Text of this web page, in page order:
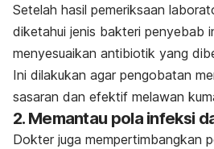
Setelah hasil pemeriksaan
diketahui jenis bakteri penyebab
menyesuaikan antibiotik yang
Ini dilakukan agar pengobatan
sasaran dan efektif melawan
2. Memantau pola infeksi
Dokter juga mempertimbangkan